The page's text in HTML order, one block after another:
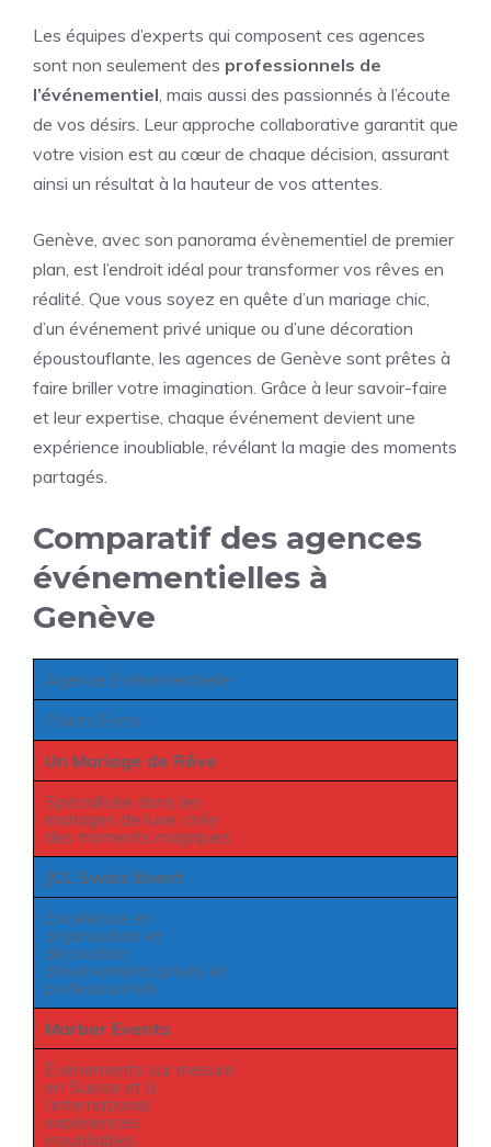
Les équipes d’experts qui composent ces agences
sont non seulement des professionnels de
l’événementiel, mais aussi des passionnés à l’écoute
de vos désirs. Leur approche collaborative garantit que
votre vision est au cœur de chaque décision, assurant
ainsi un résultat à la hauteur de vos attentes.
Genève, avec son panorama évènementiel de premier
plan, est l’endroit idéal pour transformer vos rêves en
réalité. Que vous soyez en quête d’un mariage chic,
d’un événement privé unique ou d’une décoration
époustouflante, les agences de Genève sont prêtes à
faire briller votre imagination. Grâce à leur savoir-faire
et leur expertise, chaque événement devient une
expérience inoubliable, révélant la magie des moments
partagés.
Comparatif des agences
événementielles à
Genève
Agence Événementielle
Points Forts
Un Mariage de Rêve
Spécialisée dans les
mariages de luxe, crée
des moments magiques.
JCL Swiss Event
Excellence en
organisation et
décoration
d’événements privés et
professionnels.
Marber Events
Événements sur mesure
en Suisse et à
l’international,
expériences
inoubliables.